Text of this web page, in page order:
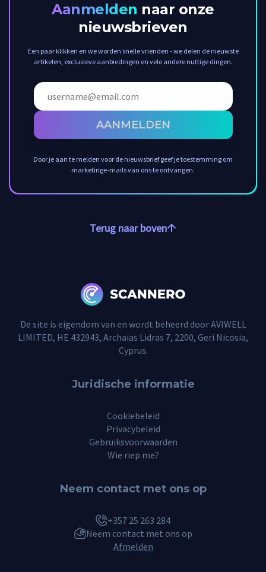
Aanmelden naar onze
nieuwsbrieven
Een paar klikken en we worden snelle vrienden - we delen de nieuwste
artikelen, exclusieve aanbiedingen en vele andere nuttige dingen.
AANMELDEN
Door je aan te melden voor de nieuwsbrief geef je toestemming om
marketinge-mails van ons te ontvangen.
Terug naar boven
De site is eigendom van en wordt beheerd door AVIWELL
LIMITED, HE 432943, Archaias Lidras 7, 2200, Geri Nicosia,
Cyprus.
Juridische informatie
Cookiebeleid
Privacybeleid
Gebruiksvoorwaarden
Wie riep me?
Neem contact met ons op
+357 25 263 284
Neem contact met ons op
Afmelden